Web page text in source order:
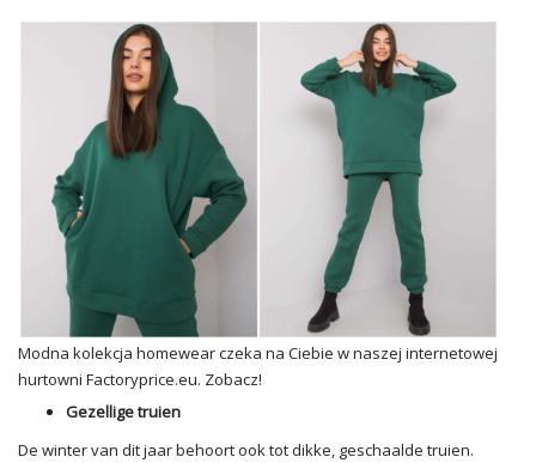
Modna kolekcja homewear czeka na Ciebie w naszej internetowej
hurtowni Factoryprice.eu. Zobacz!
Gezellige truien
De winter van dit jaar behoort ook tot dikke, geschaalde truien.